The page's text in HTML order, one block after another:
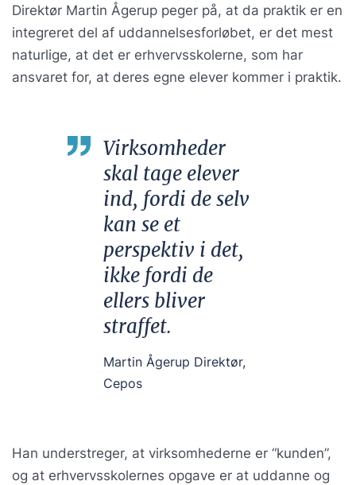
Direktør Martin Ågerup peger på, at da praktik er en
integreret del af uddannelsesforløbet, er det mest
naturlige, at det er erhvervsskolerne, som har
ansvaret for, at deres egne elever kommer i praktik.
Virksomheder
skal tage elever
ind, fordi de selv
kan se et
perspektiv i det,
ikke fordi de
ellers bliver
straffet.
Martin Ågerup Direktør,
Cepos
Han understreger, at virksomhederne er “kunden”,
og at erhvervsskolernes opgave er at uddanne og